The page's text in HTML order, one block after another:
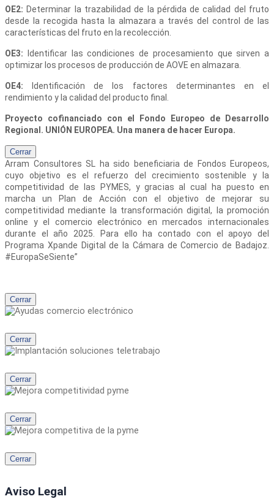
OE2: Determinar la trazabilidad de la pérdida de calidad del fruto
desde la recogida hasta la almazara a través del control de las
características del fruto en la recolección.
OE3:
Identificar las condiciones de procesamiento que sirven a
optimizar los procesos de producción de AOVE en almazara.
OE4:
Identificación de los factores determinantes en el
rendimiento y la calidad del producto final.
Proyecto cofinanciado con el Fondo Europeo de Desarrollo
Regional. UNIÓN EUROPEA. Una manera de hacer Europa.
Cerrar
Arram Consultores SL
ha sido beneficiaria de Fondos Europeos,
cuyo objetivo es el refuerzo del crecimiento sostenible y la
competitividad de las PYMES, y gracias al cual ha puesto en
marcha un Plan de Acción con el objetivo de mejorar su
competitividad mediante la transformación digital, la promoción
online y el comercio electrónico en mercados internacionales
durante el año 2025. Para ello ha contado con el apoyo del
Programa Xpande Digital de la Cámara de Comercio de Badajoz.
#EuropaSeSiente”
Cerrar
Cerrar
Cerrar
Cerrar
Cerrar
Aviso Legal